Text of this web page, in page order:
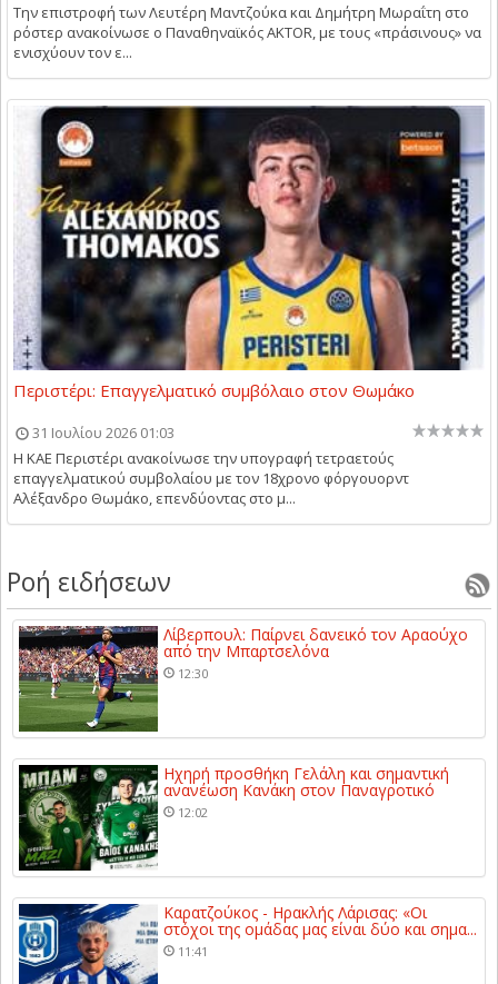
Την επιστροφή των Λευτέρη Μαντζούκα και Δημήτρη Μωραΐτη στο
ρόστερ ανακοίνωσε ο Παναθηναϊκός AKTOR, με τους «πράσινους» να
ενισχύουν τον ε...
Περιστέρι: Επαγγελματικό συμβόλαιο στον Θωμάκο
31 Ιουλίου 2026 01:03
Η ΚΑΕ Περιστέρι ανακοίνωσε την υπογραφή τετραετούς
επαγγελματικού συμβολαίου με τον 18χρονο φόργουορντ
Αλέξανδρο Θωμάκο, επενδύοντας στο μ...
Ροή ειδήσεων
Λίβερπουλ: Παίρνει δανεικό τον Αραούχο
από την Μπαρτσελόνα
12:30
Ηχηρή προσθήκη Γελάλη και σημαντική
ανανέωση Κανάκη στον Παναγροτικό
12:02
Καρατζούκος - Ηρακλής Λάρισας: «Οι
στόχοι της ομάδας μας είναι δύο και σημα...
11:41